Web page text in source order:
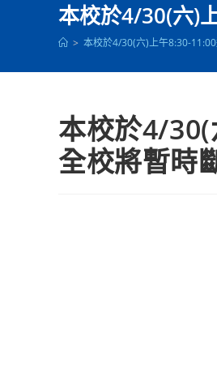
本校於4/30(六)
> 本校於4/30(六)上午8:30-
本校於4/
全校將暫時